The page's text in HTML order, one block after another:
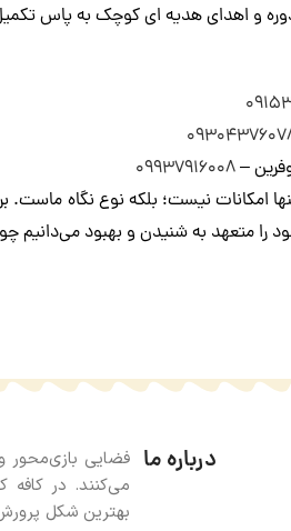
دوره و اهدای هدیه ای کوچک به پاس
–۰۹۹۳۷۹۱۶۰۰۸
امکانات نیست؛ بلکه نوع نگاه ماست.
را متعهد به شنیدن و بهبود می‌دانیم
درباره ما فضایی بازی‌محور
می‌کنند. در
بهترین شکل